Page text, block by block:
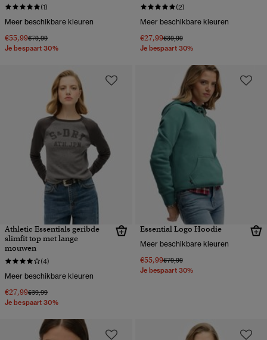
(1)
Meer beschikbare kleuren
€55,99Prijs verlaagd van
€79,99naar
Je bespaart 30%
(2)
Meer beschikbare kleuren
€27,99Prijs verlaagd van
€39,99naar
Je bespaart 30%
Athletic Essentials geribde
slimfit top met lange
mouwen
(4)
Meer beschikbare kleuren
€27,99Prijs verlaagd van
€39,99naar
Je bespaart 30%
Essential Logo Hoodie
Meer beschikbare kleuren
€55,99Prijs verlaagd van
€79,99naar
Je bespaart 30%